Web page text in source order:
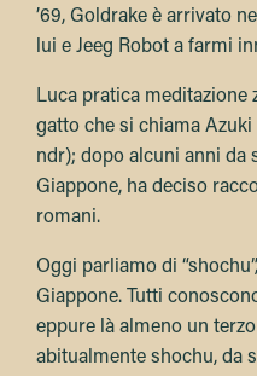
’69, Goldrake è arrivato
lui e Jeeg Robot a farmi
Luca pratica meditazione
gatto che si chiama
ndr); dopo alcuni anni da
Giappone, ha deciso
romani.
Oggi parliamo di
Giappone. Tutti
eppure là almeno un
abitualmente shochu, da